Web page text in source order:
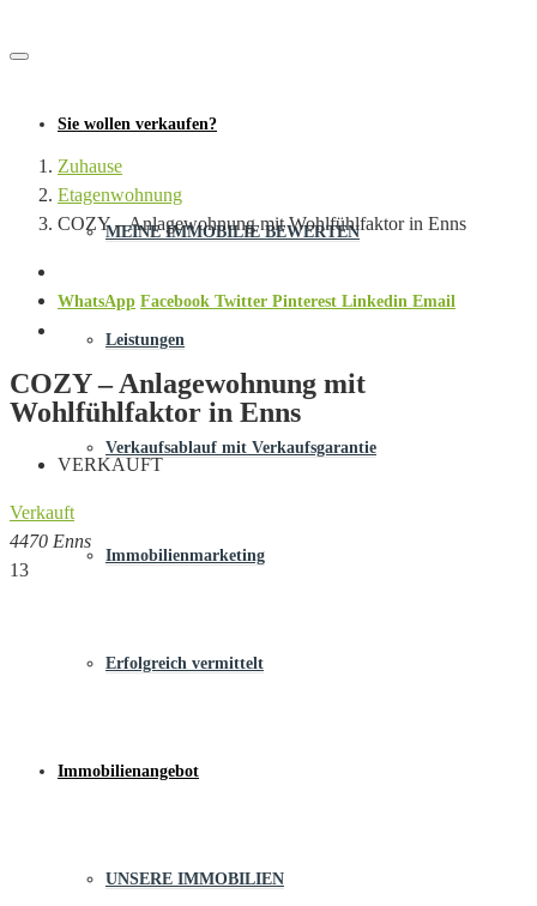
Sie wollen verkaufen?
MEINE IMMOBILIE BEWERTEN
Leistungen
Verkaufsablauf mit Verkaufsgarantie
Immobilienmarketing
Erfolgreich vermittelt
Immobilienangebot
UNSERE IMMOBILIEN
Zuhause
Etagenwohnung
COZY – Anlagewohnung mit Wohlfühlfaktor in Enns
WhatsApp Facebook Twitter Pinterest Linkedin Email
COZY – Anlagewohnung mit
Wohlfühlfaktor in Enns
VERKAUFT
Verkauft
4470 Enns
13